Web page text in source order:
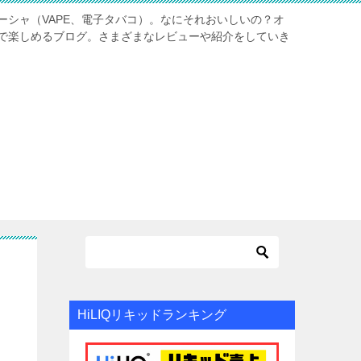
シャ（VAPE、電子タバコ）。なにそれおいしいの？オ
楽しめるブログ。さまざまなレビューや紹介をしていき
HiLIQリキッドランキング